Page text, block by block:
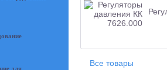
для
Все товары